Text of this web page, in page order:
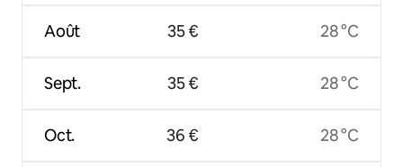
Août
Sept.
Oct.
35 €
35 €
36 €
28 °C
28 °C
28 °C